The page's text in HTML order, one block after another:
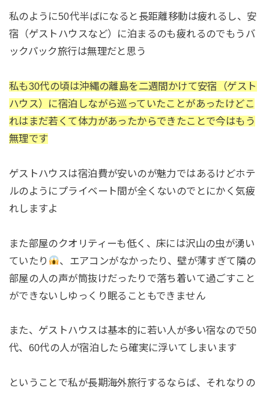
私のように50代半ばになると長距離移動は疲れるし、安
宿（ゲストハウスなど）に泊まるのも疲れるのでもうバ
ックパック旅行は無理だと思う
私も30代の頃は沖縄の離島を二週間かけて安宿（ゲスト
ハウス）に宿泊しながら巡っていたことがあったけどこ
れはまだ若くて体力があったからできたことで今はもう
無理です
ゲストハウスは宿泊費が安いのが魅力ではあるけどホテ
ルのようにプライベート間が全くないのでとにかく気疲
れしますよ
また部屋のクオリティーも低く、床には沢山の虫が湧い
ていたり
、エアコンがなかったり、壁が薄すぎて隣の
部屋の人の声が筒抜けだったりで落ち着いて過ごすこと
ができないしゆっくり眠ることもできません
また、ゲストハウスは基本的に若い人が多い宿なので50
代、60代の人が宿泊したら確実に浮いてしまいます
ということで私が長期海外旅行するならば、それなりの